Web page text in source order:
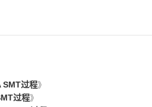
SMT过程》
过程》